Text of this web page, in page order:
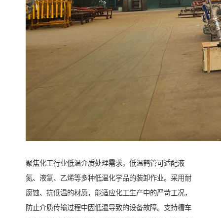
聚焦化工行业低温介质处理需求，低温鹤管可适配液
氮、液氧、乙烯等多种低温化学品的装卸作业。采用耐
腐蚀、抗低温的材质，能适应化工生产中的严苛工况，
防止介质传输过程中因低温导致的设备故障。支持槽车